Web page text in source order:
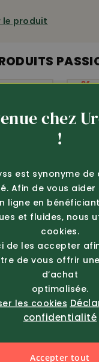
20 mm.
le produit
Article
seul.
chez
!
est synonyme
Afin de vous aider
ligne en
et fluides, nous
cookies.
de les accepter
de vous offrir
d’achat
optimalisée.
les cookies
confidentialité
Accepter tout